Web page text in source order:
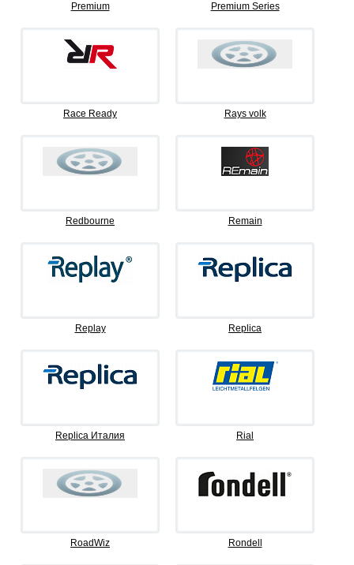
Premium Premium Series
Race Ready Rays volk
Redbourne Remain
Replay Replica
Replica Италия Rial
RoadWiz Rondell